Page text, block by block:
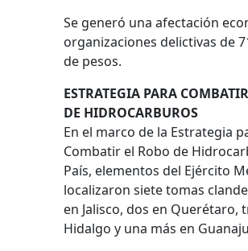
Se generó una afectación
organizaciones delictivas de
de pesos.
ESTRATEGIA PARA
DE HIDROCARBUROS
En el marco de la Estrategia
Combatir el Robo de
País, elementos del Ejército
localizaron siete tomas
en Jalisco, dos en Querétaro,
Hidalgo y una más en